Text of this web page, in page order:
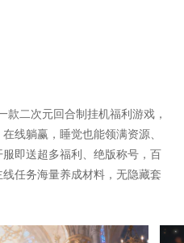
款二次元回合制挂机福利游戏，
线躺赢，睡觉也能领满资源、
即送超多福利、绝版称号，百
任务海量养成材料，无隐藏套